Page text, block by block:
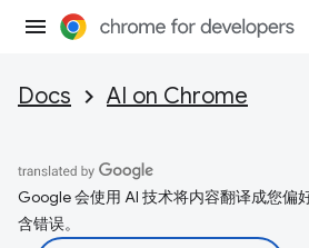
Docs AI on Chrome
Google 会使用 AI 技术将内容翻译成您偏
含错误。